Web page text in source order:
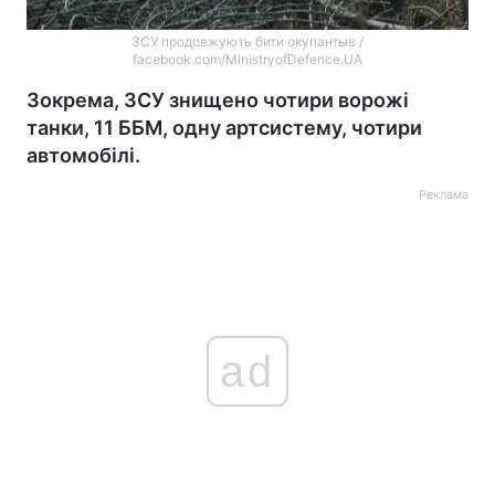
ЗСУ продовжують бити окупантыв /
facebook.com/MinistryofDefence.UA
Зокрема, ЗСУ знищено чотири ворожі
танки, 11 ББМ, одну артсистему, чотири
автомобілі.
Реклама
ad